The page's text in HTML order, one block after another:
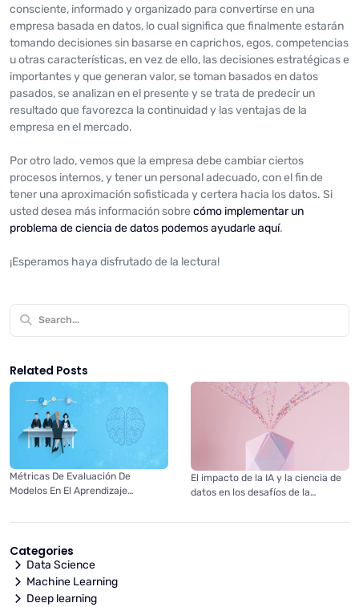
consciente, informado y organizado para convertirse en una
empresa basada en datos, lo cual significa que finalmente estarán
tomando decisiones sin basarse en caprichos, egos, competencias
u otras características, en vez de ello, las decisiones estratégicas e
importantes y que generan valor, se toman basados en datos
pasados, se analizan en el presente y se trata de predecir un
resultado que favorezca la continuidad y las ventajas de la
empresa en el mercado.
Por otro lado, vemos que la empresa debe cambiar ciertos
procesos internos, y tener un personal adecuado, con el fin de
tener una aproximación sofisticada y certera hacia los datos. Si
usted desea más información sobre cómo implementar un
problema de ciencia de datos podemos ayudarle aquí.
¡Esperamos haya disfrutado de la lectura!
Related Posts
Métricas De Evaluación De
Modelos En El Aprendizaje
El impacto de la IA y la ciencia de
datos en los desafíos de la
Categories
Data Science
Machine Learning
Deep learning